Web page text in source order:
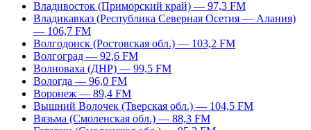
Владивосток (Приморский край) — 97,3 FM
Владикавказ (Республика Северная Осетия — Алания)
— 106,7 FM
Волгодонск (Ростовская обл.) — 103,2 FM
Волгоград — 92,6 FM
Волноваха (ДНР) — 99,5 FM
Вологда — 96,0 FM
Воронеж — 89,4 FM
Вышний Волочек (Тверская обл.) — 104,5 FM
Вязьма (Смоленская обл.) — 88,3 FM